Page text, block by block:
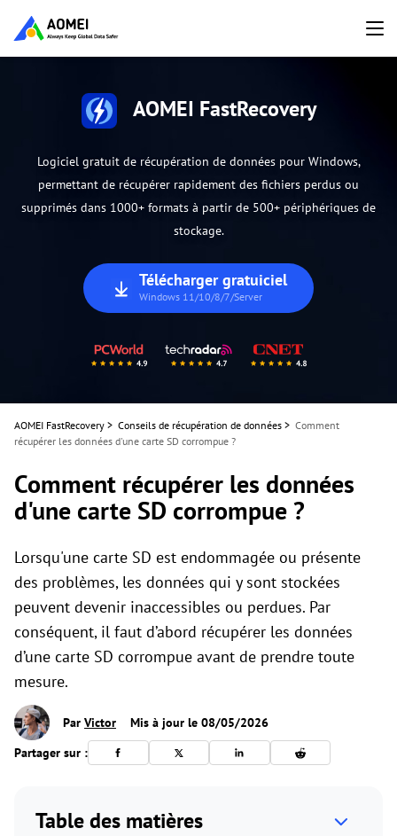
AOMEI FastRecovery
Logiciel gratuit de récupération de données pour Windows,
permettant de récupérer rapidement des fichiers perdus ou
supprimés dans 1000+ formats à partir de 500+ périphériques de
stockage.
Télécharger gratuiciel
Windows 11/10/8/7/Server
AOMEI FastRecovery > Conseils de récupération de données > Comment
récupérer les données d'une carte SD corrompue ?
Comment récupérer les données
d'une carte SD corrompue ?
Lorsqu'une carte SD est endommagée ou présente
des problèmes, les données qui y sont stockées
peuvent devenir inaccessibles ou perdues. Par
conséquent, il faut d’abord récupérer les données
d’une carte SD corrompue avant de prendre toute
mesure.
Par Victor
Mis à jour le 08/05/2026
Partager sur :
Table des matières